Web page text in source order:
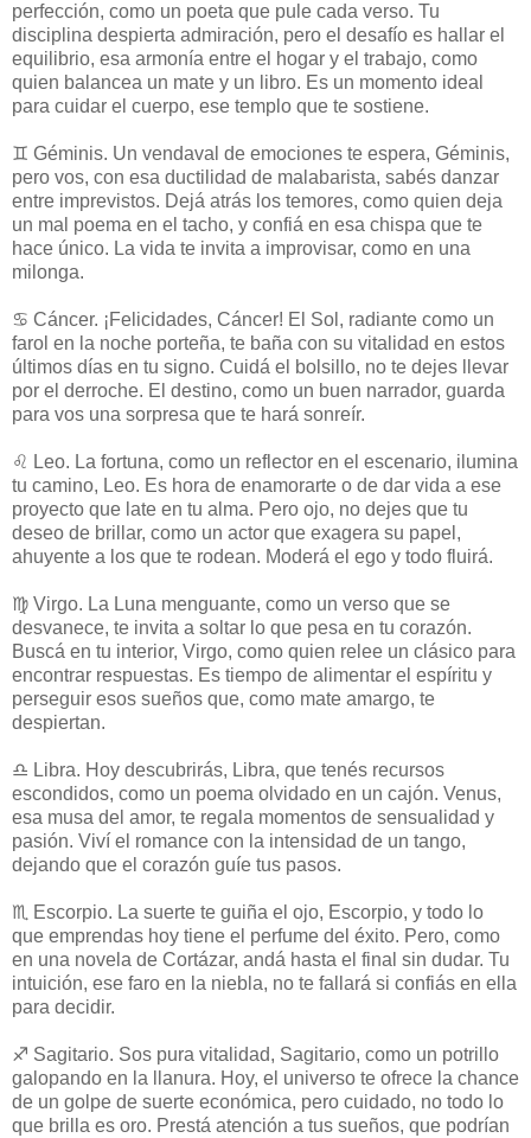
perfección, como un poeta que pule cada verso. Tu
disciplina despierta admiración, pero el desafío es hallar el
equilibrio, esa armonía entre el hogar y el trabajo, como
quien balancea un mate y un libro. Es un momento ideal
para cuidar el cuerpo, ese templo que te sostiene.
♊ Géminis. Un vendaval de emociones te espera, Géminis,
pero vos, con esa ductilidad de malabarista, sabés danzar
entre imprevistos. Dejá atrás los temores, como quien deja
un mal poema en el tacho, y confiá en esa chispa que te
hace único. La vida te invita a improvisar, como en una
milonga.
♋ Cáncer. ¡Felicidades, Cáncer! El Sol, radiante como un
farol en la noche porteña, te baña con su vitalidad en estos
últimos días en tu signo. Cuidá el bolsillo, no te dejes llevar
por el derroche. El destino, como un buen narrador, guarda
para vos una sorpresa que te hará sonreír.
♌ Leo. La fortuna, como un reflector en el escenario, ilumina
tu camino, Leo. Es hora de enamorarte o de dar vida a ese
proyecto que late en tu alma. Pero ojo, no dejes que tu
deseo de brillar, como un actor que exagera su papel,
ahuyente a los que te rodean. Moderá el ego y todo fluirá.
♍ Virgo. La Luna menguante, como un verso que se
desvanece, te invita a soltar lo que pesa en tu corazón.
Buscá en tu interior, Virgo, como quien relee un clásico para
encontrar respuestas. Es tiempo de alimentar el espíritu y
perseguir esos sueños que, como mate amargo, te
despiertan.
♎ Libra. Hoy descubrirás, Libra, que tenés recursos
escondidos, como un poema olvidado en un cajón. Venus,
esa musa del amor, te regala momentos de sensualidad y
pasión. Viví el romance con la intensidad de un tango,
dejando que el corazón guíe tus pasos.
♏ Escorpio. La suerte te guiña el ojo, Escorpio, y todo lo
que emprendas hoy tiene el perfume del éxito. Pero, como
en una novela de Cortázar, andá hasta el final sin dudar. Tu
intuición, ese faro en la niebla, no te fallará si confiás en ella
para decidir.
♐ Sagitario. Sos pura vitalidad, Sagitario, como un potrillo
galopando en la llanura. Hoy, el universo te ofrece la chance
de un golpe de suerte económica, pero cuidado, no todo lo
que brilla es oro. Prestá atención a tus sueños, que podrían